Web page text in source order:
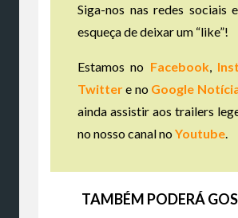
Siga-nos nas redes sociais
esqueça de deixar um “like”!
Estamos no Facebook,
Twittere no Google
ainda assistir aos trailers
no nosso canal noYoutube
TAMBÉM PODERÁ